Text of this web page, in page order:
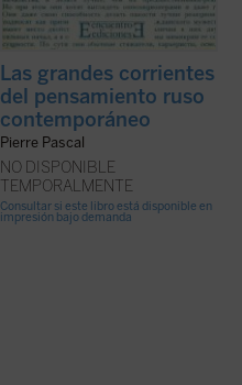
Las grandes corrientes
del pensamiento ruso
contemporáneo
Pierre Pascal
NO DISPONIBLE
TEMPORALMENTE
Consultar si este libro está disponible en
impresión bajo demanda